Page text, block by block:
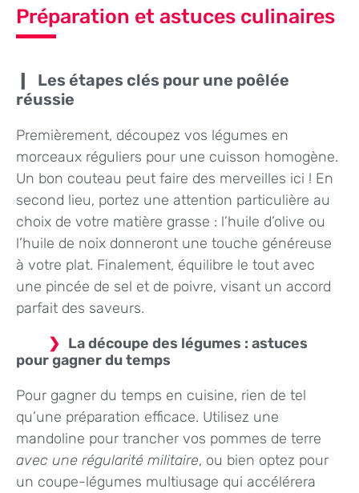
Préparation et astuces culinaires
Les étapes clés pour une poêlée
réussie
Premièrement, découpez vos légumes en
morceaux réguliers pour une cuisson homogène.
Un bon couteau peut faire des merveilles ici ! En
second lieu, portez une attention particulière au
choix de votre matière grasse : l’huile d’olive ou
l’huile de noix donneront une touche généreuse
à votre plat. Finalement, équilibre le tout avec
une pincée de sel et de poivre, visant un accord
parfait des saveurs.
La découpe des légumes : astuces
pour gagner du temps
Pour gagner du temps en cuisine, rien de tel
qu’une préparation efficace. Utilisez une
mandoline pour trancher vos pommes de terre
avec une régularité militaire, ou bien optez pour
un coupe-légumes multiusage qui accélérera